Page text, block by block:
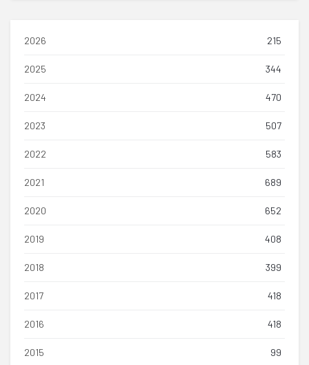
2026 215
2025 344
2024 470
2023 507
2022 583
2021 689
2020 652
2019 408
2018 399
2017 418
2016 418
2015 99